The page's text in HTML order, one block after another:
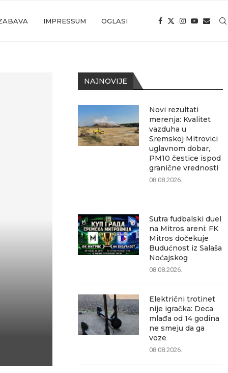
IMPRESSUM OGLASI
NAJNOVIJE
Novi rezultati
merenja: Kvalitet
vazduha u
Sremskoj Mitrovici
uglavnom dobar,
PM10 čestice ispod
granične vrednosti
08.08.2026.
Sutra fudbalski duel
na Mitros areni: FK
Mitros dočekuje
Budućnost iz Salaša
Noćajskog
08.08.2026.
Električni trotinet
nije igračka: Deca
mlađa od 14 godina
ne smeju da ga
voze
08.08.2026.